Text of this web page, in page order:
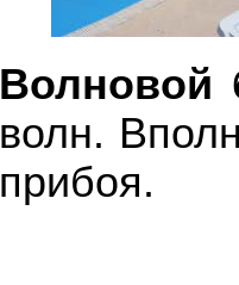
Волновой
волн.
прибоя.